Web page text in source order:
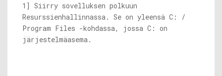
1] Siirry sovelluksen polkuun
Resurssienhallinnassa. Se on yleensä C: /
Program Files -kohdassa, jossa C: on
järjestelmäasema.